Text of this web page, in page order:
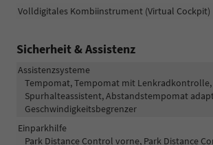
Volldigitales Kombiinstrument (Virtual Cockpit)
Sicherheit & Assistenz
Assistenzsysteme
Tempomat, Tempomat mit Lenkradkontrolle,
Spurhalteassistent, Abstandstempomat
Geschwindigkeitsbegrenzer
Einparkhilfe
Park Distance Control vorne, Park Distance